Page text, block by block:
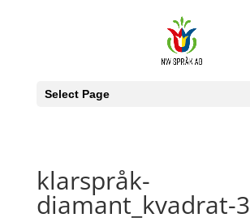
Select Page
klarspråk-
diamant_kvadrat-